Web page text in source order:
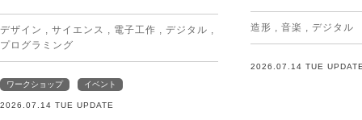
デザイン , サイエンス , 電子工作 , デジタル ,
プログラミング
ワークショップ イベント
2026.07.14 TUE UPDATE
造形 , 音楽 , デジタル
2026.07.14 TUE